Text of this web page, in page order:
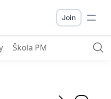
Nové funkce vašeho rozhraní
Join
Škola PM